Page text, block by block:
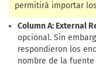
permitirá importar
Column A: External
opcional. Sin
respondieron los
nombre de la